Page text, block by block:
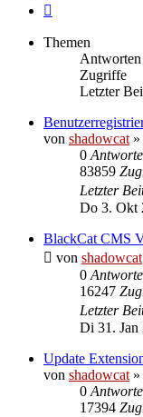
Themen
Antworten
Zugriffe
Letzter
von shadowcat »
0
83859
Letzter
Do 3. Okt
BlackCat CMS
von shadowcat
0
16247
Letzter
Di 31. Jan
Update
von shadowcat »
0
17394